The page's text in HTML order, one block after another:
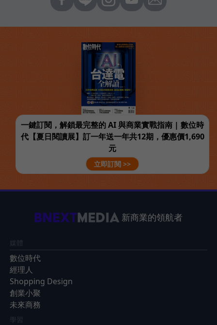
一鍵訂閱，解鎖最完整的 AI 與商業實戰指南 | 數位時
代【夏日閱讀展】訂一年送一年共12期，優惠價1,690
元
立即訂閱 >>
新商業的領航者
媒體
數位時代
經理人
Shopping Design
創業小聚
未來商務
學習